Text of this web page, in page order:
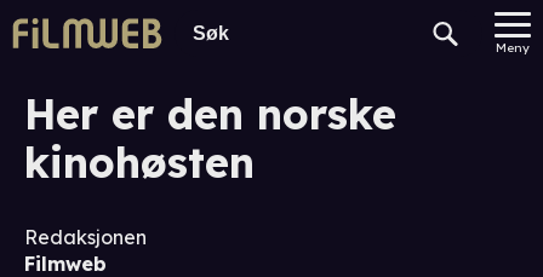
Meny
Her er den norske
kinohøsten
Redaksjonen
Filmweb